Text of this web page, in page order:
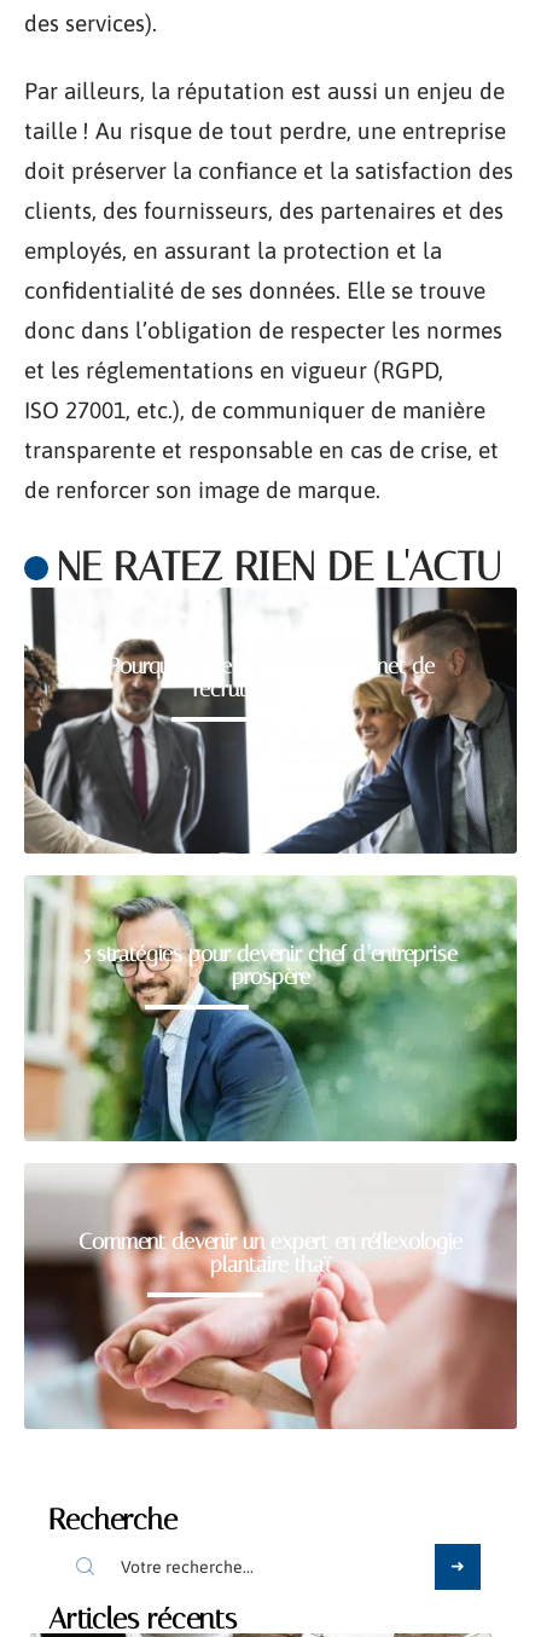
des services).
Par ailleurs, la réputation est aussi un enjeu de
taille ! Au risque de tout perdre, une entreprise
doit préserver la confiance et la satisfaction des
clients, des fournisseurs, des partenaires et des
employés, en assurant la protection et la
confidentialité de ses données. Elle se trouve
donc dans l’obligation de respecter les normes
et les réglementations en vigueur (RGPD,
ISO 27001, etc.), de communiquer de manière
transparente et responsable en cas de crise, et
de renforcer son image de marque.
NE RATEZ RIEN DE L'ACTU
Pourquoi faire appel à un cabinet de
recrutement RH ?
5 stratégies pour devenir chef d’entreprise
prospère
Comment devenir un expert en réflexologie
plantaire thaï
Recherche
Articles récents